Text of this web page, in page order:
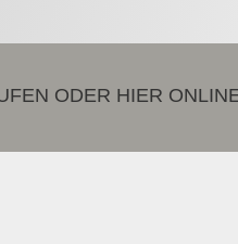
ODER HIER